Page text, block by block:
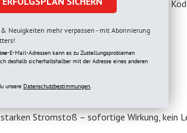
haben. Am besten in verschließbaren
bleiben und stinken.
nicht mehr ausreichen.
elektrische Fallen.
Stromstoß – sofortige Wirkung, kein
Neuigkeiten mehr verpassen - mit Abonnierung
-E-Mail-Adressen kann es zu Zustellungsproblemen
deshalb sicherhaltshalber mit der Adresse eines anderen
unsere Datenschutzbestimmungen.